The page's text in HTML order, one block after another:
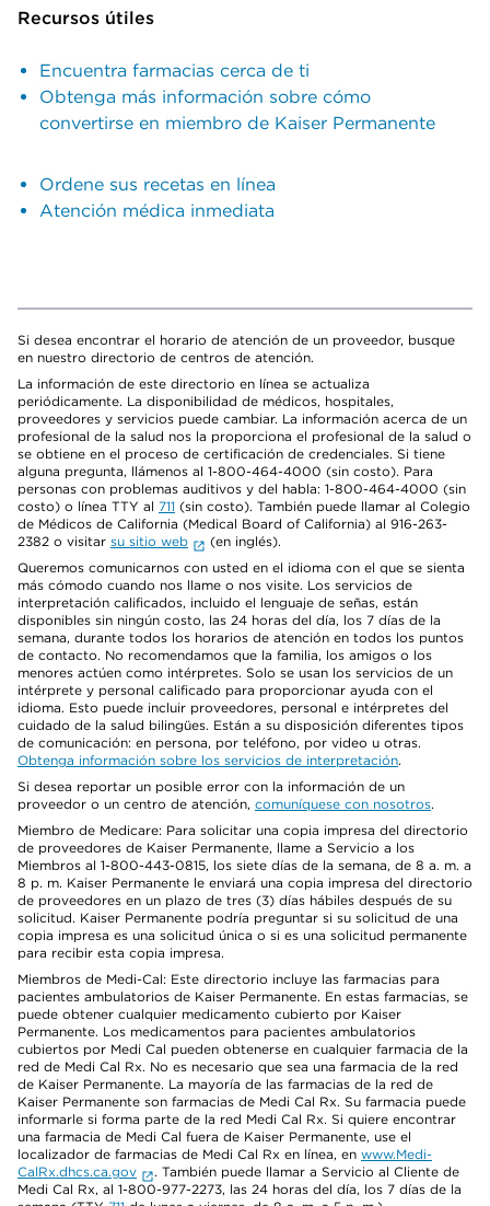
Recursos útiles
Encuentra farmacias cerca de ti
Obtenga más información sobre cómo
convertirse en miembro de Kaiser Permanente
Ordene sus recetas en línea
Atención médica inmediata
Si desea encontrar el horario de atención de un proveedor, busque
en nuestro directorio de centros de atención.
La información de este directorio en línea se actualiza
periódicamente. La disponibilidad de médicos, hospitales,
proveedores y servicios puede cambiar. La información acerca de un
profesional de la salud nos la proporciona el profesional de la salud o
se obtiene en el proceso de certificación de credenciales. Si tiene
alguna pregunta, llámenos al 1-800-464-4000 (sin costo). Para
personas con problemas auditivos y del habla: 1-800-464-4000 (sin
costo) o línea TTY al 711 (sin costo). También puede llamar al Colegio
de Médicos de California (Medical Board of California) al 916-263-
2382 o visitar su sitio web
(en inglés).
Queremos comunicarnos con usted en el idioma con el que se sienta
más cómodo cuando nos llame o nos visite. Los servicios de
interpretación calificados, incluido el lenguaje de señas, están
disponibles sin ningún costo, las 24 horas del día, los 7 días de la
semana, durante todos los horarios de atención en todos los puntos
de contacto. No recomendamos que la familia, los amigos o los
menores actúen como intérpretes. Solo se usan los servicios de un
intérprete y personal calificado para proporcionar ayuda con el
idioma. Esto puede incluir proveedores, personal e intérpretes del
cuidado de la salud bilingües. Están a su disposición diferentes tipos
de comunicación: en persona, por teléfono, por video u otras.
Obtenga información sobre los servicios de interpretación.
Si desea reportar un posible error con la información de un
proveedor o un centro de atención, comuníquese con nosotros.
Miembro de Medicare: Para solicitar una copia impresa del directorio
de proveedores de Kaiser Permanente, llame a Servicio a los
Miembros al 1-800-443-0815, los siete días de la semana, de 8 a. m. a
8 p. m. Kaiser Permanente le enviará una copia impresa del directorio
de proveedores en un plazo de tres (3) días hábiles después de su
solicitud. Kaiser Permanente podría preguntar si su solicitud de una
copia impresa es una solicitud única o si es una solicitud permanente
para recibir esta copia impresa.
Miembros de Medi-Cal: Este directorio incluye las farmacias para
pacientes ambulatorios de Kaiser Permanente. En estas farmacias, se
puede obtener cualquier medicamento cubierto por Kaiser
Permanente. Los medicamentos para pacientes ambulatorios
cubiertos por Medi Cal pueden obtenerse en cualquier farmacia de la
red de Medi Cal Rx. No es necesario que sea una farmacia de la red
de Kaiser Permanente. La mayoría de las farmacias de la red de
Kaiser Permanente son farmacias de Medi Cal Rx. Su farmacia puede
informarle si forma parte de la red Medi Cal Rx. Si quiere encontrar
una farmacia de Medi Cal fuera de Kaiser Permanente, use el
localizador de farmacias de Medi Cal Rx en línea, en www.Medi-
CalRx.dhcs.ca.gov
. También puede llamar a Servicio al Cliente de
Medi Cal Rx, al 1-800-977-2273, las 24 horas del día, los 7 días de la